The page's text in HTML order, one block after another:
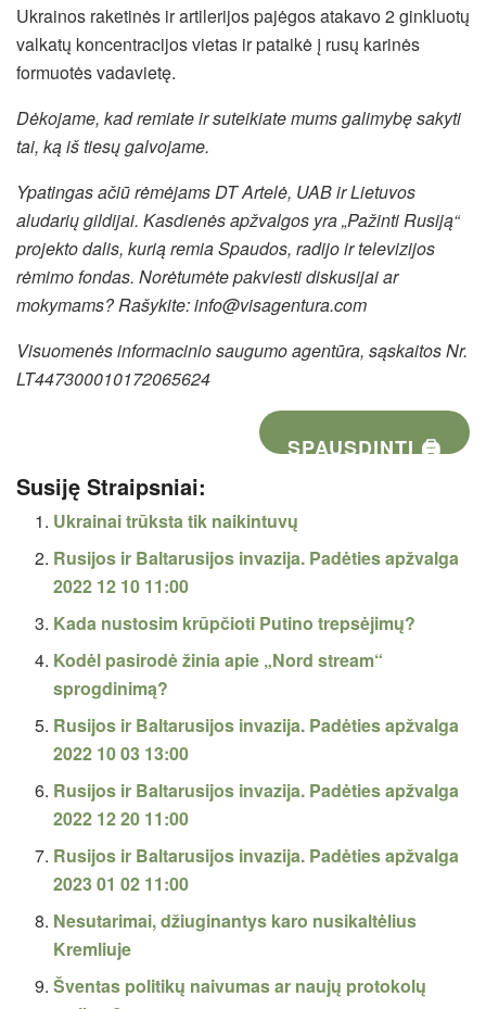
Ukrainos raketinės ir artilerijos pajėgos atakavo 2 ginkluotų
valkatų koncentracijos vietas ir pataikė į rusų karinės
formuotės vadavietę.
Dėkojame, kad remiate ir suteikiate mums galimybę sakyti
tai, ką iš tiesų galvojame.
Ypatingas ačiū rėmėjams DT Artelė, UAB ir Lietuvos
aludarių gildijai. Kasdienės apžvalgos yra „Pažinti Rusiją“
projekto dalis, kurią remia Spaudos, radijo ir televizijos
rėmimo fondas. Norėtumėte pakviesti diskusijai ar
mokymams? Rašykite: info@visagentura.com
Visuomenės informacinio saugumo agentūra, sąskaitos Nr.
LT447300010172065624
SPAUSDINTI 🖨
Susiję Straipsniai:
Ukrainai trūksta tik naikintuvų
Rusijos ir Baltarusijos invazija. Padėties apžvalga
2022 12 10 11:00
Kada nustosim krūpčioti Putino trepsėjimų?
Kodėl pasirodė žinia apie „Nord stream“
sprogdinimą?
Rusijos ir Baltarusijos invazija. Padėties apžvalga
2022 10 03 13:00
Rusijos ir Baltarusijos invazija. Padėties apžvalga
2022 12 20 11:00
Rusijos ir Baltarusijos invazija. Padėties apžvalga
2023 01 02 11:00
Nesutarimai, džiuginantys karo nusikaltėlius
Kremliuje
Šventas politikų naivumas ar naujų protokolų